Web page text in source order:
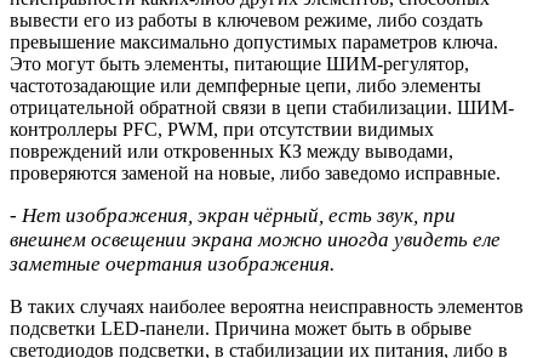
вывести его из работы в ключевом режиме, либо создать
превышение максимально допустимых параметров ключа.
Это могут быть элементы, питающие ШИМ-регулятор,
частотозадающие или демпферные цепи, либо элементы
отрицательной обратной связи в цепи стабилизации. ШИМ-
контроллеры PFC, PWM, при отсутствии видимых
повреждений или откровенных КЗ между выводами,
проверяются заменой на новые, либо заведомо исправные.
- Нет изображения, экран чёрный, есть звук, при
внешнем освещении экрана можно иногда увидеть еле
заметные очертания изображения.
В таких случаях наиболее вероятна неисправность элементов
подсветки LED-панели. Причина может быть в обрыве
светодиодов подсветки, в стабилизации их питания, либо в